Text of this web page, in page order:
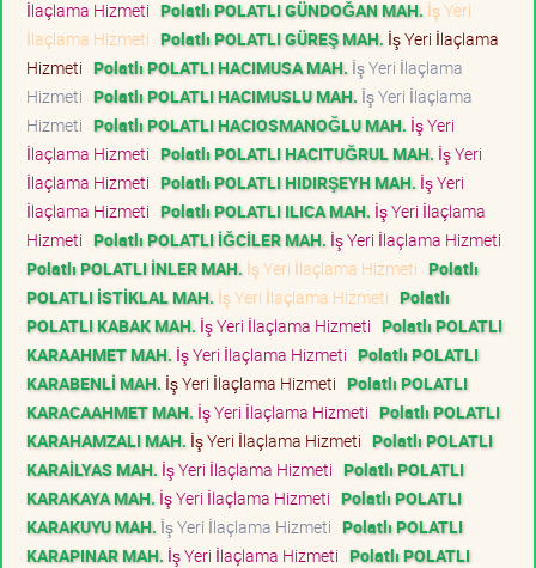
İlaçlama Hizmeti Polatlı POLATLI GÜNDOĞAN MAH. İş Yeri
İlaçlama Hizmeti Polatlı POLATLI GÜREŞ MAH. İş Yeri İlaçlama
Hizmeti Polatlı POLATLI HACIMUSA MAH. İş Yeri İlaçlama
Hizmeti Polatlı POLATLI HACIMUSLU MAH. İş Yeri İlaçlama
Hizmeti Polatlı POLATLI HACIOSMANOĞLU MAH. İş Yeri
İlaçlama Hizmeti Polatlı POLATLI HACITUĞRUL MAH. İş Yeri
İlaçlama Hizmeti Polatlı POLATLI HIDIRŞEYH MAH. İş Yeri
İlaçlama Hizmeti Polatlı POLATLI ILICA MAH. İş Yeri İlaçlama
Hizmeti Polatlı POLATLI İĞCİLER MAH. İş Yeri İlaçlama Hizmeti
Polatlı POLATLI İNLER MAH. İş Yeri İlaçlama Hizmeti Polatlı
POLATLI İSTİKLAL MAH. İş Yeri İlaçlama Hizmeti Polatlı
POLATLI KABAK MAH. İş Yeri İlaçlama Hizmeti Polatlı POLATLI
KARAAHMET MAH. İş Yeri İlaçlama Hizmeti Polatlı POLATLI
KARABENLİ MAH. İş Yeri İlaçlama Hizmeti Polatlı POLATLI
KARACAAHMET MAH. İş Yeri İlaçlama Hizmeti Polatlı POLATLI
KARAHAMZALI MAH. İş Yeri İlaçlama Hizmeti Polatlı POLATLI
KARAİLYAS MAH. İş Yeri İlaçlama Hizmeti Polatlı POLATLI
KARAKAYA MAH. İş Yeri İlaçlama Hizmeti Polatlı POLATLI
KARAKUYU MAH. İş Yeri İlaçlama Hizmeti Polatlı POLATLI
KARAPINAR MAH. İş Yeri İlaçlama Hizmeti Polatlı POLATLI